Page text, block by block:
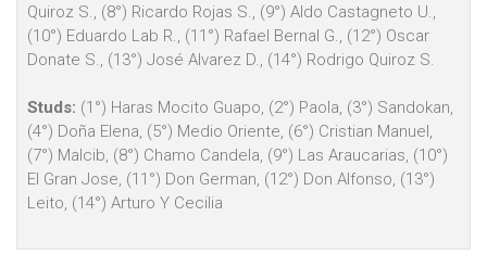
Quiroz S., (8°) Ricardo Rojas S., (9°) Aldo Castagneto U.,
(10°) Eduardo Lab R., (11°) Rafael Bernal G., (12°) Oscar
Donate S., (13°) José Alvarez D., (14°) Rodrigo Quiroz S.
Studs: (1°) Haras Mocito Guapo, (2°) Paola, (3°) Sandokan,
(4°) Doña Elena, (5°) Medio Oriente, (6°) Cristian Manuel,
(7°) Malcib, (8°) Chamo Candela, (9°) Las Araucarias, (10°)
El Gran Jose, (11°) Don German, (12°) Don Alfonso, (13°)
Leito, (14°) Arturo Y Cecilia